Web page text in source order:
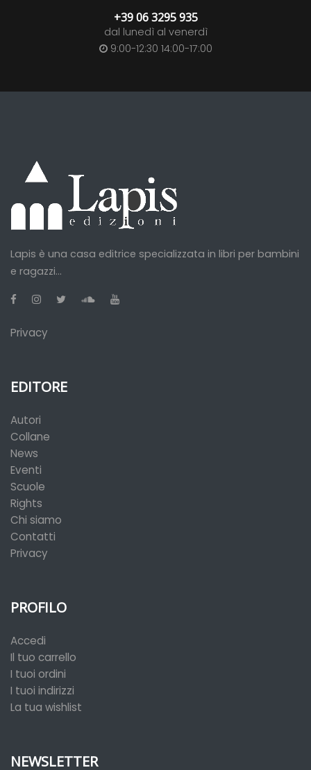
+39 06 3295 935
dal lunedì al venerdì
9:00-12:30 14:00-17:00
Lapis è una casa editrice specializzata in libri per bambini
e ragazzi...
Privacy
EDITORE
Autori
Collane
News
Eventi
Scuole
Rights
Chi siamo
Contatti
Privacy
PROFILO
Accedi
Il tuo carrello
I tuoi ordini
I tuoi indirizzi
La tua wishlist
NEWSLETTER